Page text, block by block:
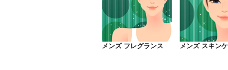
メンズ フレグランス メンズ スキン